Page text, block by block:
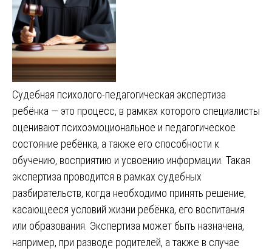
Судебная психолого-педагогическая экспертиза
ребёнка — это процесс, в рамках которого специалисты
оценивают психоэмоциональное и педагогическое
состояние ребёнка, а также его способности к
обучению, восприятию и усвоению информации. Такая
экспертиза проводится в рамках судебных
разбирательств, когда необходимо принять решение,
касающееся условий жизни ребёнка, его воспитания
или образования. Экспертиза может быть назначена,
например, при разводе родителей, а также в случае